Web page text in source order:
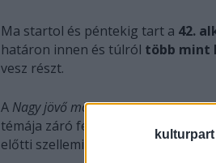
kulturpart
Ma startol és péntekig tart a 42.
határon innen és túlról több mint
vesz részt.
A Nagy jövő mögöttünk - Elhallgatva
témája záró fejezete lesz annak a
előtti szellemi mozgásokat